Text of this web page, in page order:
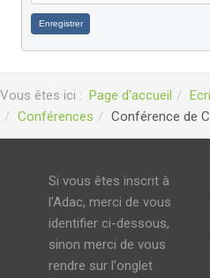
Enregistrer
Vous êtes ici : Page d'accueil
Conférences
Conférence de
Si vous êtes inscrit à
l'Adac, merci de vous
identifier ci-dessous,
sinon merci de vous
rendre sur l'onglet